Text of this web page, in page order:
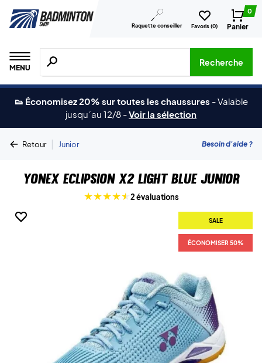
Raquette conseiller Favoris (0)
0
Panier
MENU
Recherche de produits, de marques, etc.
Recherche
👟 Économisez 20% sur toutes les chaussures -Valable
jusqu´au 12/8 -Voir la sélection
Retour | Junior Besoin d'aide ?
Yonex Eclipsion X2 Light Blue Junior
2 évaluations
SALE
ÉCONOMISER 50%
SALE
ÉCONOMISER 50%